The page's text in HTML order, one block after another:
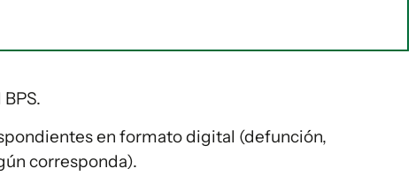
en formato digital (defunción,
corresponda).